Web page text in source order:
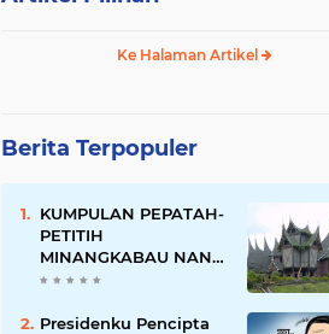
Ke Halaman Artikel
Berita Terpopuler
KUMPULAN PEPATAH-
PETITIH
MINANGKABAU NAN
ELOK
Presidenku Pencipta